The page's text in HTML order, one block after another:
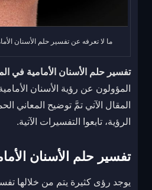
ما لا تعرفه عن تفسير حلم الأسنان
تفسير حلم الأسنان الأمامية في
المؤولون عن رؤية الأسنان
المقال الآتي تمَّ توضيح المعاني
الرؤية، تابعوا التفسيرات الآتية.
تفسير حلم الأسنان
يوجد رؤى كثيرة يتم من خلالها